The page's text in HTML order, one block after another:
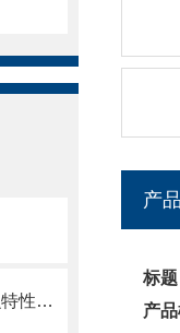
在不一样环境下航空插头有什么特性规定？
产
标
产